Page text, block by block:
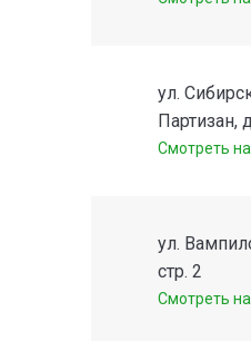
ул.
Партизан,
Смотреть на
ул.
стр. 2
Смотреть на